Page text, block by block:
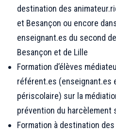
destination des
et Besançon ou encore
enseignant.es du second
Besançon et de Lille
Formation d’élèves
référent.es (enseignant.es
périscolaire) sur la
prévention du harcèlement
Formation à destination